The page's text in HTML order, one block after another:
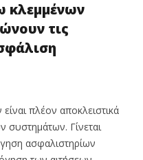
κλεμμένων
τις
πλέον αποκλειστικά
συστημάτων. Γίνεται
ασφαλιστηρίων